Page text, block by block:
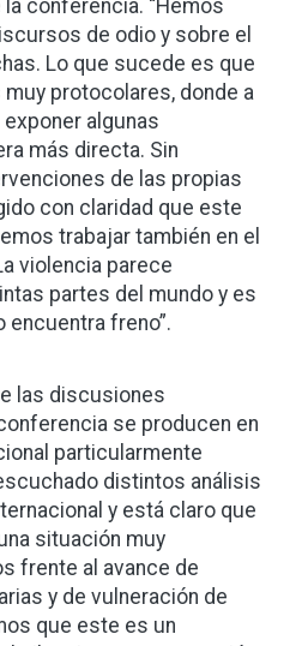
conferencia. “Hemos
de odio y sobre el
Lo que sucede es que
protocolares, donde a
algunas
más directa. Sin
de las propias
con claridad que este
trabajar también en el
violencia parece
partes del mundo y es
encuentra freno”.
las discusiones
se producen en
particularmente
distintos análisis
y está claro que
situación muy
frente al avance de
y de vulneración de
que este es un